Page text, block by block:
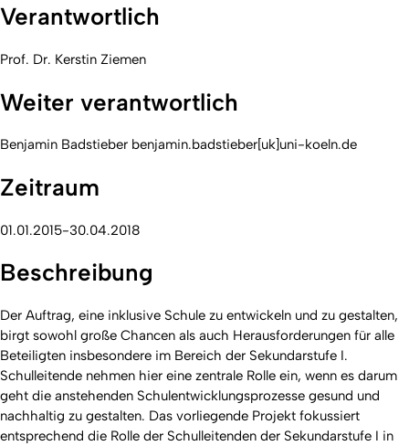
Verantwortlich
Prof. Dr. Kerstin Ziemen
Weiter verantwortlich
Benjamin Badstieber benjamin.badstieber[uk]uni-koeln.de
Zeitraum
01.01.2015-30.04.2018
Beschreibung
Der Auftrag, eine inklusive Schule zu entwickeln und zu gestalten,
birgt sowohl große Chancen als auch Herausforderungen für alle
Beteiligten insbesondere im Bereich der Sekundarstufe I.
Schulleitende nehmen hier eine zentrale Rolle ein, wenn es darum
geht die anstehenden Schulentwicklungsprozesse gesund und
nachhaltig zu gestalten. Das vorliegende Projekt fokussiert
entsprechend die Rolle der Schulleitenden der Sekundarstufe I in